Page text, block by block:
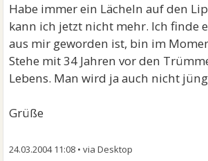
Habe immer ein Lächeln auf den
kann ich jetzt nicht mehr. Ich finde
aus mir geworden ist, bin im
Stehe mit 34 Jahren vor den
Lebens. Man wird ja auch nicht
Grüße
24.03.2004 11:08 •